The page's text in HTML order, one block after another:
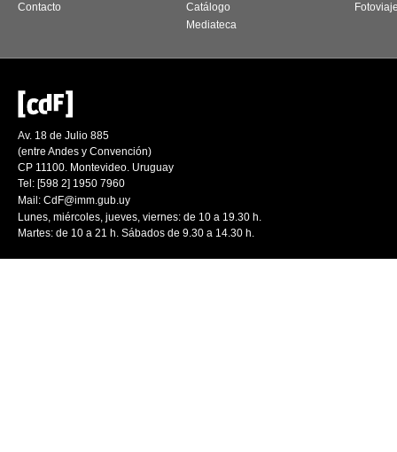
Contacto
Catálogo
Mediateca
Av. 18 de Julio 885
(entre Andes y Convención)
CP 11100. Montevideo. Uruguay
Tel: [598 2] 1950 7960
Mail: CdF@imm.gub.uy
Lunes, miércoles, jueves, viernes: de 10 a 19.30 h.
Martes: de 10 a 21 h. Sábados de 9.30 a 14.30 h.